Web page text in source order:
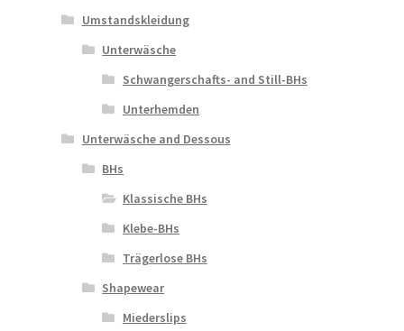
Umstandskleidung
Unterwäsche
Schwangerschafts- and Still-BHs
Unterhemden
Unterwäsche and Dessous
BHs
Klassische BHs
Klebe-BHs
Trägerlose BHs
Shapewear
Miederslips